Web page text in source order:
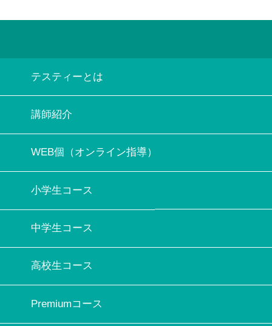
テスティーとは
講師紹介
WEB個（オンライン指導）
小学生コース
中学生コース
高校生コース
Premiumコース